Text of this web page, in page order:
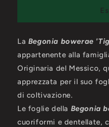
bowerae
Begonia
bowerae
La Begonia bowerae
appartenente alla
Originaria del Messico,
apprezzata per il suo
di coltivazione.
Le foglie della Begonia
cuoriformi e dentellate,